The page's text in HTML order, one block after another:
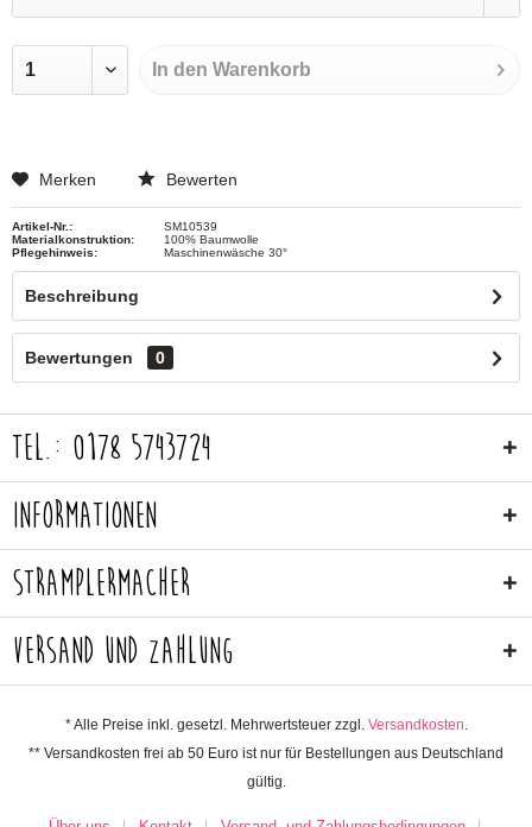
In den Warenkorb
Merken Bewerten
Artikel-Nr.:
SM10539
Materialkonstruktion:
100% Baumwolle
Pflegehinweis:
Maschinenwäsche 30°
Beschreibung
Bewertungen 0
Tel.: 0178 5743724
Informationen
Stramplermacher
Versand und Zahlung
* Alle Preise inkl. gesetzl. Mehrwertsteuer zzgl. Versandkosten.
** Versandkosten frei ab 50 Euro ist nur für Bestellungen aus Deutschland
gültig.